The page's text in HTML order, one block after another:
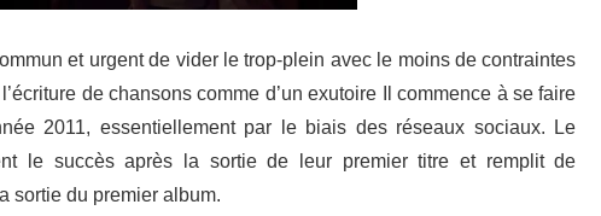
et urgent de vider le trop-plein avec le moins de contraintes
de chansons comme d’un exutoire Il commence à se faire
2011, essentiellement par le biais des réseaux sociaux. Le
le succès après la sortie de leur premier titre et remplit de
sortie du premier album.